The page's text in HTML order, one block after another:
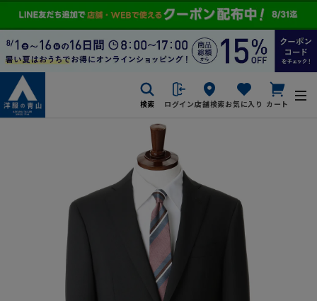
検索 ログイン店舗検索お気に入り カート